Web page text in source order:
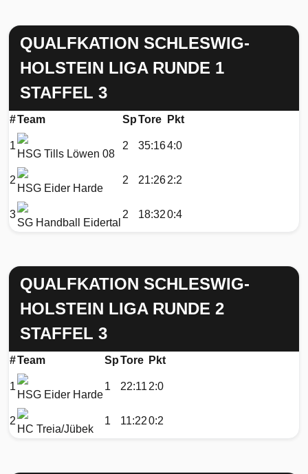
QUALFKATION SCHLESWIG-
HOLSTEIN LIGA RUNDE 1
STAFFEL 3
#Team SpTore Pkt
1
HSG Tills Löwen 08
2 35:164:0
2
HSG Eider Harde
2 21:262:2
3
SG Handball Eidertal
2 18:320:4
QUALFKATION SCHLESWIG-
HOLSTEIN LIGA RUNDE 2
STAFFEL 3
#Team SpTore Pkt
1
HSG Eider Harde
1 22:11 2:0
2
HC Treia/Jübek
1 11:220:2